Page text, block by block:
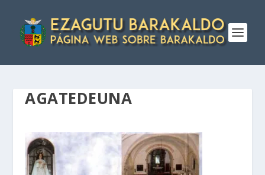
AGATEDEUNA